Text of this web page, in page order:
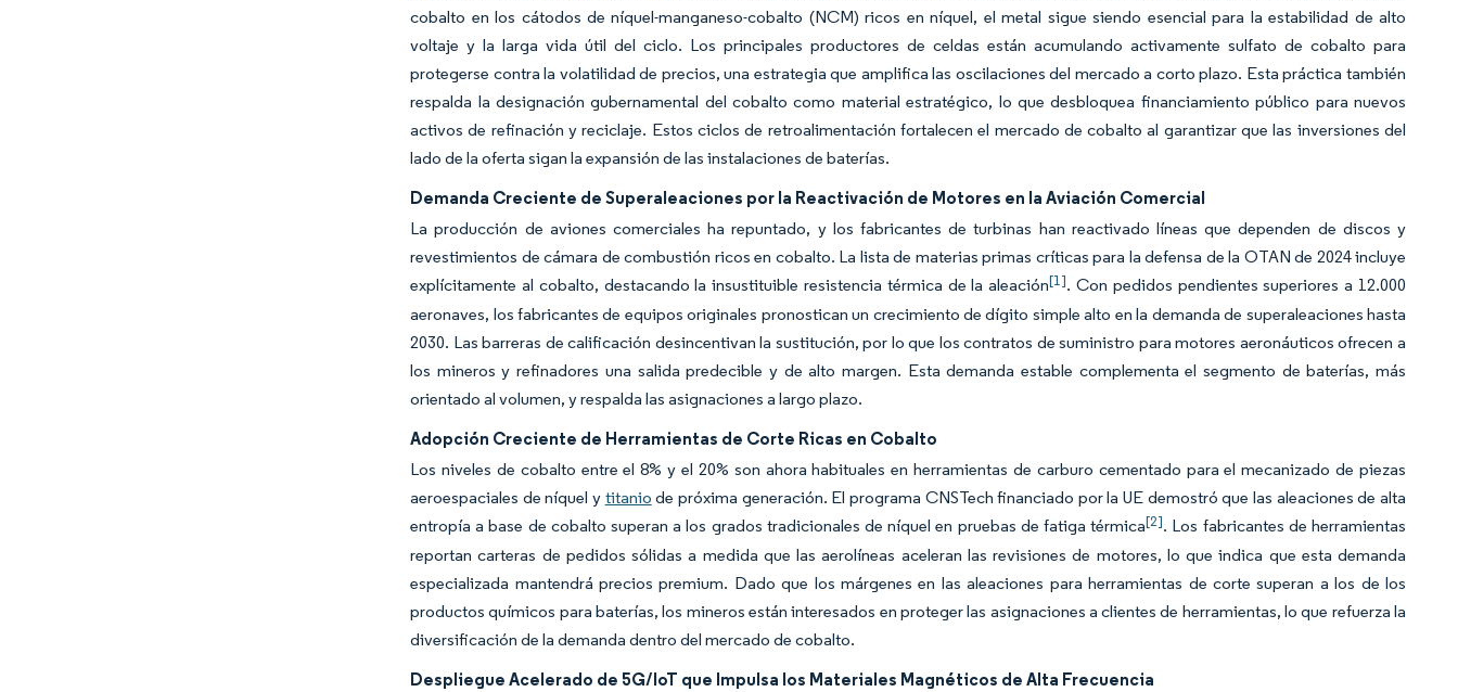
cobalto en los cátodos de níquel-manganeso-cobalto (NCM) ricos en níquel, el metal sigue siendo esencial para la estabilidad de alto
voltaje y la larga vida útil del ciclo. Los principales productores de celdas están acumulando activamente sulfato de cobalto para
protegerse contra la volatilidad de precios, una estrategia que amplifica las oscilaciones del mercado a corto plazo. Esta práctica también
respalda la designación gubernamental del cobalto como material estratégico, lo que desbloquea financiamiento público para nuevos
activos de refinación y reciclaje. Estos ciclos de retroalimentación fortalecen el mercado de cobalto al garantizar que las inversiones del
lado de la oferta sigan la expansión de las instalaciones de baterías.
Demanda Creciente de Superaleaciones por la Reactivación de Motores en la Aviación Comercial
La producción de aviones comerciales ha repuntado, y los fabricantes de turbinas han reactivado líneas que dependen de discos y
revestimientos de cámara de combustión ricos en cobalto. La lista de materias primas críticas para la defensa de la OTAN de 2024 incluye
explícitamente al cobalto, destacando la insustituible resistencia térmica de la aleación[1]. Con pedidos pendientes superiores a 12.000
aeronaves, los fabricantes de equipos originales pronostican un crecimiento de dígito simple alto en la demanda de superaleaciones hasta
2030. Las barreras de calificación desincentivan la sustitución, por lo que los contratos de suministro para motores aeronáuticos ofrecen a
los mineros y refinadores una salida predecible y de alto margen. Esta demanda estable complementa el segmento de baterías, más
orientado al volumen, y respalda las asignaciones a largo plazo.
Adopción Creciente de Herramientas de Corte Ricas en Cobalto
Los niveles de cobalto entre el 8% y el 20% son ahora habituales en herramientas de carburo cementado para el mecanizado de piezas
aeroespaciales de níquel y titanio de próxima generación. El programa CNSTech financiado por la UE demostró que las aleaciones de alta
entropía a base de cobalto superan a los grados tradicionales de níquel en pruebas de fatiga térmica[2]. Los fabricantes de herramientas
reportan carteras de pedidos sólidas a medida que las aerolíneas aceleran las revisiones de motores, lo que indica que esta demanda
especializada mantendrá precios premium. Dado que los márgenes en las aleaciones para herramientas de corte superan a los de los
productos químicos para baterías, los mineros están interesados en proteger las asignaciones a clientes de herramientas, lo que refuerza la
diversificación de la demanda dentro del mercado de cobalto.
Despliegue Acelerado de 5G/IoT que Impulsa los Materiales Magnéticos de Alta Frecuencia